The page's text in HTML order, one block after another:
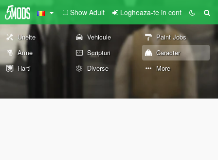
Show Adult Logheaza-te in cont
Unelte Vehicule
Paint Jobs
Arme
Scripturi
Caracter
Harti
Diverse More